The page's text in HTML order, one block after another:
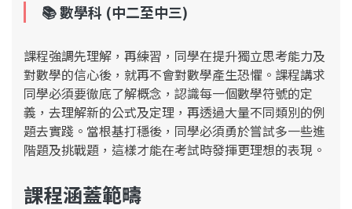
📚 數學科 (中二至中三)
課程強調先理解，再練習，同學在提升獨立思考能力及
對數學的信心後，就再不會對數學產生恐懼。課程講求
同學必須要徹底了解概念，認識每一個數學符號的定
義，去理解新的公式及定理，再透過大量不同類別的例
題去實踐。當根基打穩後，同學必須勇於嘗試多一些進
階題及挑戰題，這樣才能在考試時發揮更理想的表現。
課程涵蓋範疇